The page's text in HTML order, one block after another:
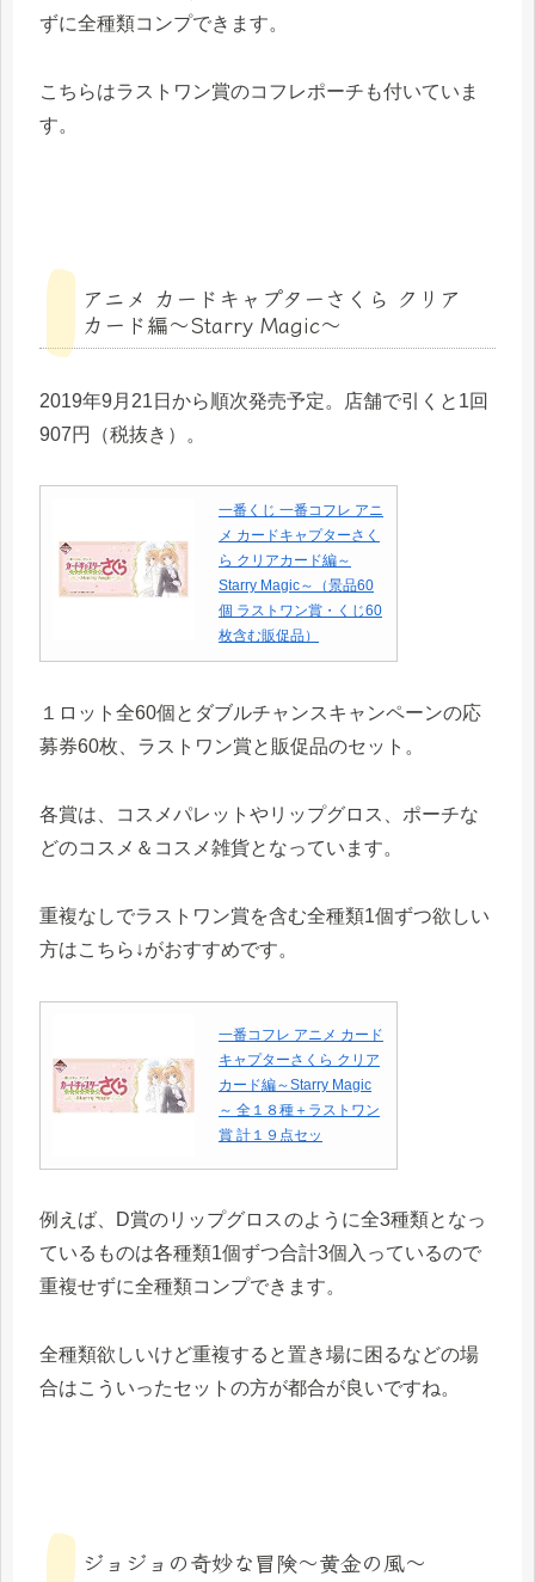
ずに全種類コンプできます。
こちらはラストワン賞のコフレポーチも付いていま
す。
アニメ カードキャプターさくら クリア
カード編〜Starry Magic〜
2019年9月21日から順次発売予定。店舗で引くと1回
907円（税抜き）。
一番くじ 一番コフレ アニ
メ カードキャプターさく
ら クリアカード編～
Starry Magic～（景品60
個 ラストワン賞・くじ60
枚含む販促品）
１ロット全60個とダブルチャンスキャンペーンの応
募券60枚、ラストワン賞と販促品のセット。
各賞は、コスメパレットやリップグロス、ポーチな
どのコスメ＆コスメ雑貨となっています。
重複なしでラストワン賞を含む全種類1個ずつ欲しい
方はこちら↓がおすすめです。
一番コフレ アニメ カード
キャプターさくら クリア
カード編～Starry Magic
～ 全１８種＋ラストワン
賞 計１９点セッ
例えば、D賞のリップグロス のように全3種類となっ
ているものは各種類1個ずつ合計3個入っているので
重複せずに全種類コンプできます。
全種類欲しいけど重複すると置き場に困るなどの場
合はこういったセットの方が都合が良いですね。
ジョジョの奇妙な冒険～黄金の風～